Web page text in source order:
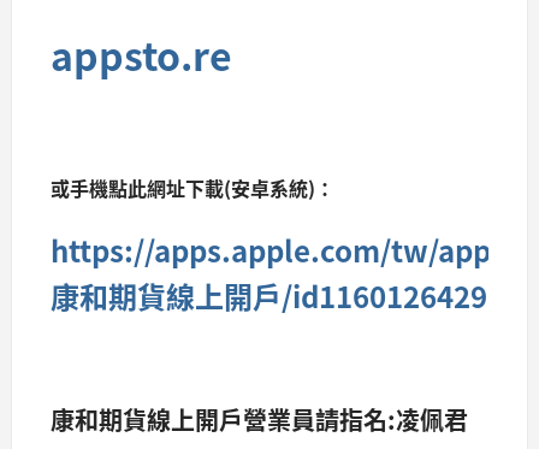
appsto.re
或手機點此網址下載(安卓系統)：
https://apps.apple.com/tw/app/
康和期貨線上開戶/id1160126429
康和期貨線上開戶營業員請指名:凌佩君